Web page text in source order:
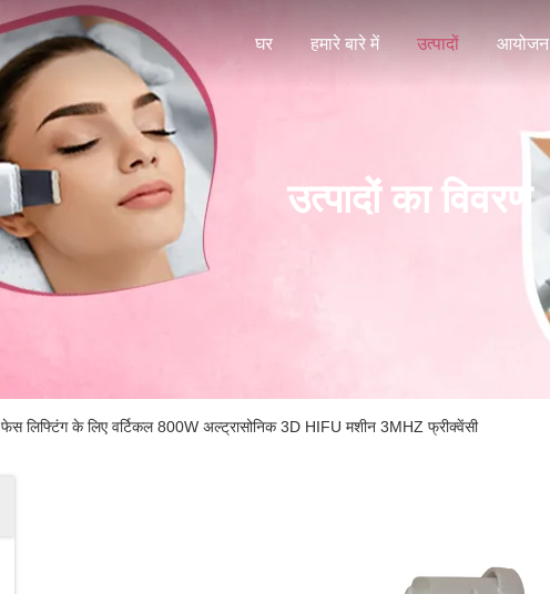
घर हमारे बारे में उत्पादों आयोजन
उत्पादों का विवरण
फेस लिफ्टिंग के लिए वर्टिकल 800W अल्ट्रासोनिक 3D HIFU मशीन 3MHZ फ्रीक्वेंसी